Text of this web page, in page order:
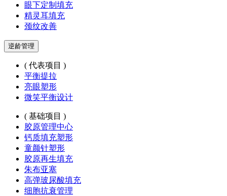
眼下定制填充
精灵耳填充
颈纹改善
逆龄管理
( 代表项目 )
平衡提拉
亮眼塑形
微笑平衡设计
( 基础项目 )
胶原管理中心
钙质填充塑形
童颜针塑形
胶原再生填充
朱布亚塞
高弹玻尿酸填充
细胞抗衰管理